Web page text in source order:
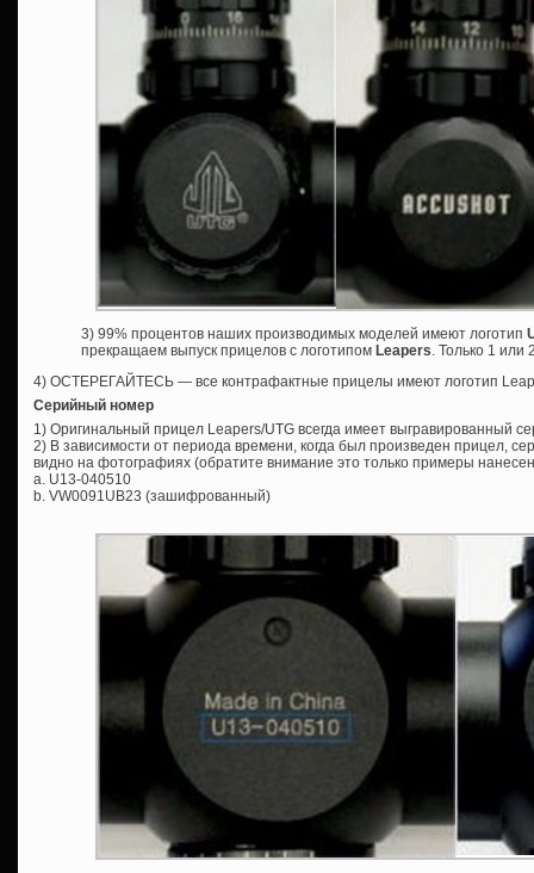
3) 99% процентов наших производимых моделей имеют логотип
прекращаем выпуск прицелов с логотипом Leapers. Только 1 или
4) ОСТЕРЕГАЙТЕСЬ — все контрафактные прицелы имеют логотип
Серийный номер
1) Оригинальный прицел Leapers/UTG всегда имеет выгравированный
2) В зависимости от периода времени, когда был произведен прицел,
видно на фотографиях (обратите внимание это только примеры
a. U13-040510
b. VW0091UB23 (зашифрованный)